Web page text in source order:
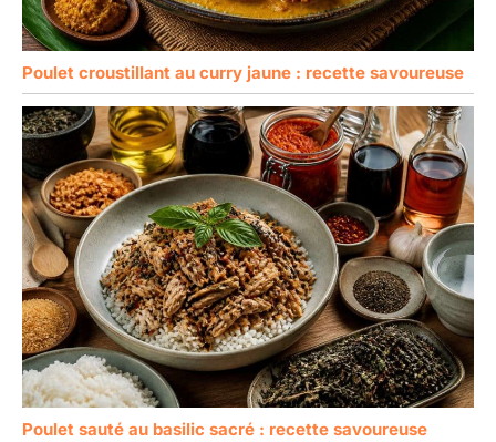
Poulet croustillant au curry jaune : recette savoureuse
Poulet sauté au basilic sacré : recette savoureuse